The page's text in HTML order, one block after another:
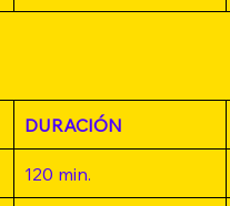
DURACIÓN
120 min.